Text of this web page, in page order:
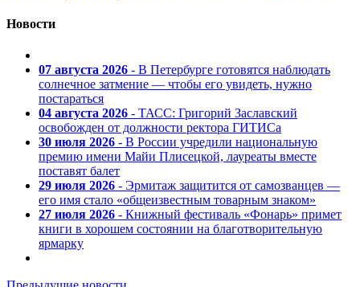
Новости
07 августа 2026 - В Петербурге готовятся наблюдать
солнечное затмение — чтобы его увидеть, нужно
постараться
04 августа 2026 - ТАСС: Григорий Заславский
освобожден от должности ректора ГИТИСа
30 июля 2026 - В России учредили национальную
премию имени Майи Плисецкой, лауреаты вместе
поставят балет
29 июля 2026 - Эрмитаж защитится от самозванцев —
его имя стало «общеизвестным товарным знаком»
27 июля 2026 - Книжный фестиваль «Фонарь» примет
книги в хорошем состоянии на благотворительную
ярмарку